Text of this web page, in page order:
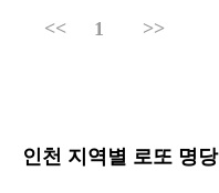
<< 1 >>
인천 지역별 로또 명당